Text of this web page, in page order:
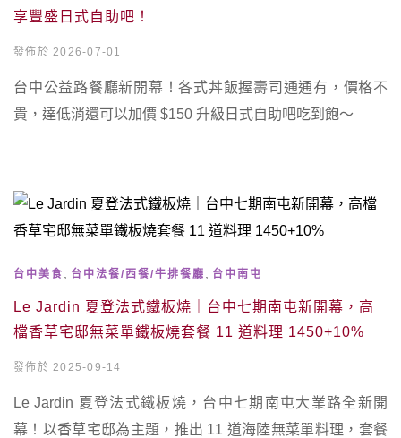
享豐盛日式自助吧！
發佈於 2026-07-01
台中公益路餐廳新開幕！各式丼飯握壽司通通有，價格不
貴，達低消還可以加價 $150 升級日式自助吧吃到飽～
台中美食 台中法餐/西餐/牛排餐廳 台中南屯
Le Jardin 夏登法式鐵板燒｜台中七期南屯新開幕，高
檔香草宅邸無菜單鐵板燒套餐 11 道料理 1450+10%
發佈於 2025-09-14
Le Jardin 夏登法式鐵板燒，台中七期南屯大業路全新開
幕！以香草宅邸為主題，推出 11 道海陸無菜單料理，套餐